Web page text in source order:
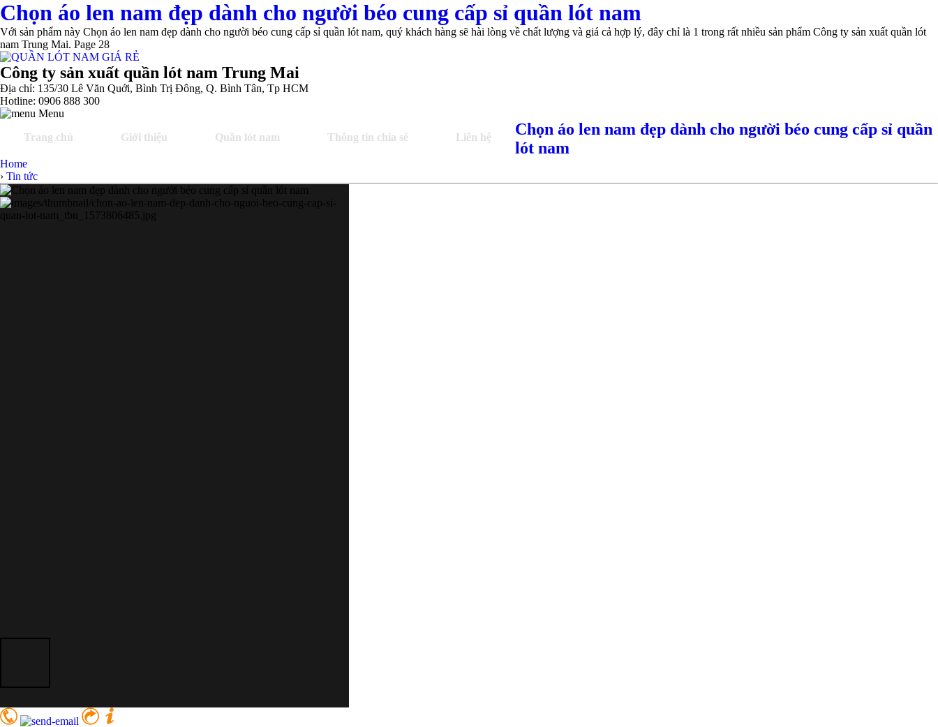
Chọn áo len nam đẹp dành cho người béo cung cấp sỉ quần lót nam
Với sản phẩm này Chọn áo len nam đẹp dành cho người béo cung cấp sỉ quần lót nam, quý khách hàng sẽ hài lòng về chất lượng và giá cả hợp lý, đây chỉ là 1 trong rất nhiều sản phẩm Công ty sản xuất quần lót
nam Trung Mai. Page 28
Công ty sản xuất quần lót nam Trung Mai
Địa chỉ: 135/30 Lê Văn Quới, Bình Trị Đông, Q. Bình Tân, Tp HCM
Hotline: 0906 888 300
Menu
Trang chủ
Giới thiệu Quần lót nam Thông tin chia sẻ Liên hệ
Chọn áo len nam đẹp dành cho người béo cung cấp sỉ quần
lót nam
Home
› Tin tức